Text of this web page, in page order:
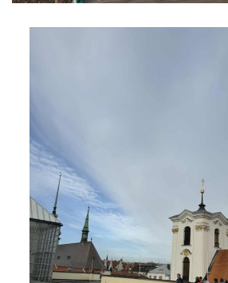
ENVIRONMENTÁLNÍ VÝCHOVA
ŠKOLNÍ JÍDELNA
ARCHIV
KROUŽKY